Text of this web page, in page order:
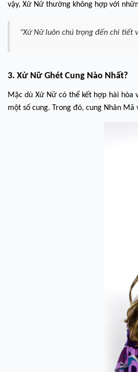
vậy, Xử Nữ thường không hợp với
"Xử Nữ luôn chú trọng đến chi tiết
3. Xử Nữ Ghét Cung Nào Nhất?
Mặc dù Xử Nữ có thể kết hợp hài hòa
một số cung. Trong đó, cung Nhân